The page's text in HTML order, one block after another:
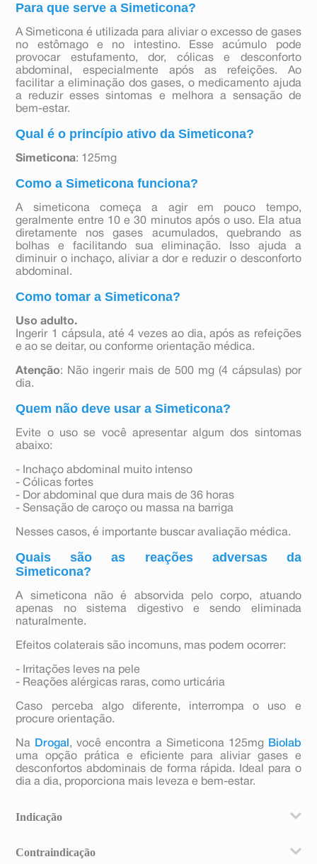
Para que serve a Simeticona?
A Simeticona é utilizada para aliviar o excesso de gases
no estômago e no intestino. Esse acúmulo pode
provocar estufamento, dor, cólicas e desconforto
abdominal, especialmente após as refeições. Ao
facilitar a eliminação dos gases, o medicamento ajuda
a reduzir esses sintomas e melhora a sensação de
bem-estar.
Qual é o princípio ativo da Simeticona?
Simeticona: 125mg
Como a Simeticona funciona?
A simeticona começa a agir em pouco tempo,
geralmente entre 10 e 30 minutos após o uso. Ela atua
diretamente nos gases acumulados, quebrando as
bolhas e facilitando sua eliminação. Isso ajuda a
diminuir o inchaço, aliviar a dor e reduzir o desconforto
abdominal.
Como tomar a Simeticona?
Uso adulto.
Ingerir 1 cápsula, até 4 vezes ao dia, após as refeições
e ao se deitar, ou conforme orientação médica.
Atenção: Não ingerir mais de 500 mg (4 cápsulas) por
dia.
Quem não deve usar a Simeticona?
Evite o uso se você apresentar algum dos sintomas
abaixo:
- Inchaço abdominal muito intenso
- Cólicas fortes
- Dor abdominal que dura mais de 36 horas
- Sensação de caroço ou massa na barriga
Nesses casos, é importante buscar avaliação médica.
Quais são as reações adversas da
Simeticona?
A simeticona não é absorvida pelo corpo, atuando
apenas no sistema digestivo e sendo eliminada
naturalmente.
Efeitos colaterais são incomuns, mas podem ocorrer:
- Irritações leves na pele
- Reações alérgicas raras, como urticária
Caso perceba algo diferente, interrompa o uso e
procure orientação.
Na Drogal , você encontra a Simeticona 125mg
Biolab
uma opção prática e eficiente para aliviar gases e
desconfortos abdominais de forma rápida. Ideal para o
dia a dia, proporciona mais leveza e bem-estar.
Indicação
de gases no aparelho digestivo. O acúmulo de gases no
Contraindicação